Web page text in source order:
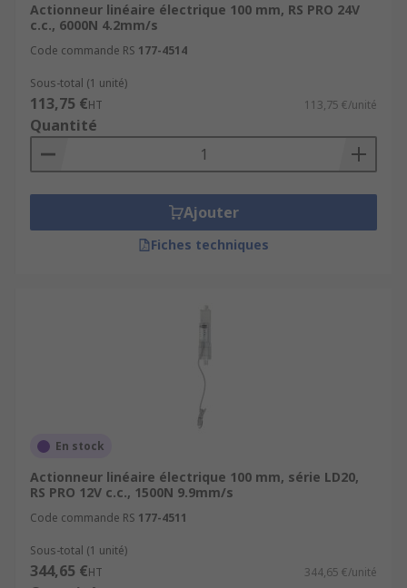
Actionneur linéaire électrique 100 mm, RS PRO 24V
c.c., 6000N 4.2mm/s
Code commande RS 177-4514
Sous-total (1 unité)
113,75 €HT 113,75 €/unité
Quantité
Ajouter
Fiches techniques
En stock
Actionneur linéaire électrique 100 mm, série LD20,
RS PRO 12V c.c., 1500N 9.9mm/s
Code commande RS 177-4511
Sous-total (1 unité)
344,65 €HT 344,65 €/unité